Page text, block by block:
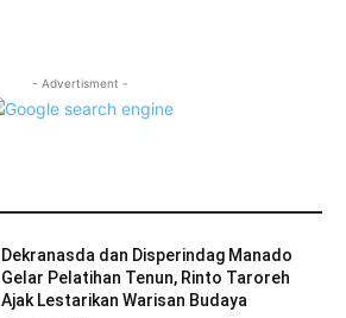
- Advertisment -
Dekranasda dan Disperindag Manado
Gelar Pelatihan Tenun, Rinto Taroreh
Ajak Lestarikan Warisan Budaya